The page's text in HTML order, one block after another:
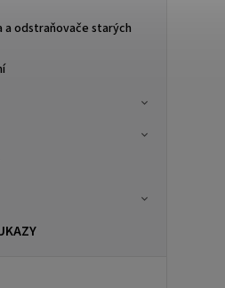
a odstraňovače starých